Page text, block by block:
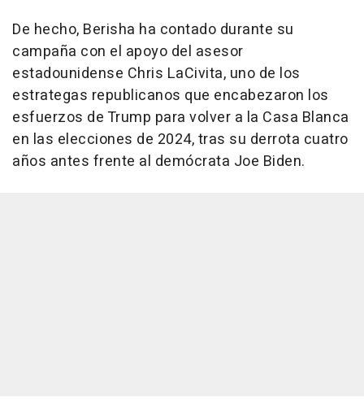
De hecho, Berisha ha contado durante su
campaña con el apoyo del asesor
estadounidense Chris LaCivita, uno de los
estrategas republicanos que encabezaron los
esfuerzos de Trump para volver a la Casa Blanca
en las elecciones de 2024, tras su derrota cuatro
años antes frente al demócrata Joe Biden.